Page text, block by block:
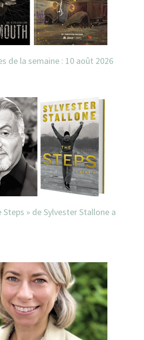
de la semaine : 10 août 2026
» de Sylvester Stallone a